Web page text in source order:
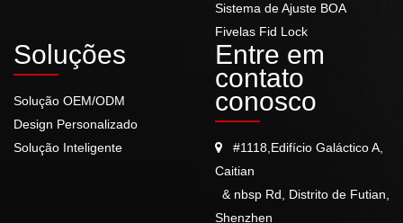
Sistema de Ajuste BOA
Fivelas Fid Lock
Soluções
Solução OEM/ODM
Design Personalizado
Solução Inteligente
Entre em
contato
conosco
#1118,Edifício Galáctico A,
Caitian
& nbsp Rd, Distrito de Futian,
Shenzhen